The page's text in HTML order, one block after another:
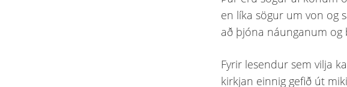
en líka sögur um von og
að þjóna náunganum og
Fyrir lesendur sem vilja
kirkjan einnig gefið út